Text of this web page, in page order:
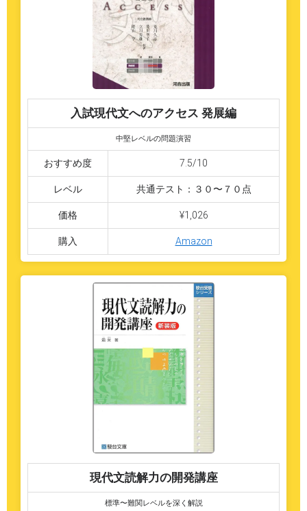
入試現代文へのアクセス 発展編
中堅レベルの問題演習
おすすめ度 7.5/10
レベル 共通テスト：３０〜７０点
価格 ¥1,026
購入 Amazon
現代文読解力の開発講座
標準〜難関レベルを深く解説